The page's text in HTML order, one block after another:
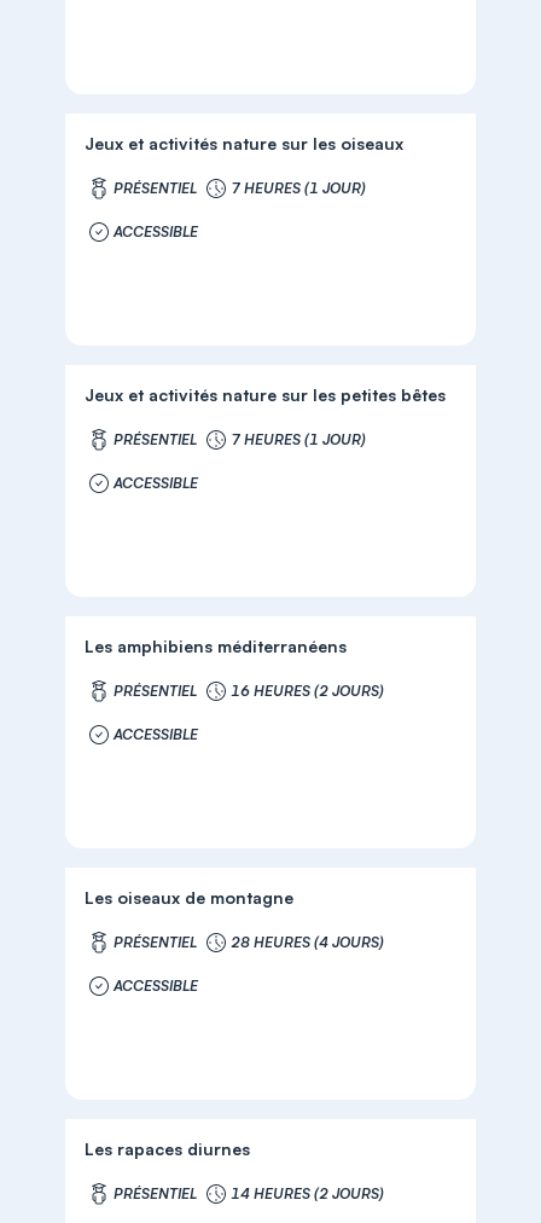
Jeux et activités nature sur les oiseaux
PRÉSENTIEL 7 HEURES (1 JOUR)
ACCESSIBLE
Jeux et activités nature sur les petites bêtes
PRÉSENTIEL 7 HEURES (1 JOUR)
ACCESSIBLE
Les amphibiens méditerranéens
PRÉSENTIEL 16 HEURES (2 JOURS)
ACCESSIBLE
Les oiseaux de montagne
PRÉSENTIEL 28 HEURES (4 JOURS)
ACCESSIBLE
Les rapaces diurnes
PRÉSENTIEL 14 HEURES (2 JOURS)